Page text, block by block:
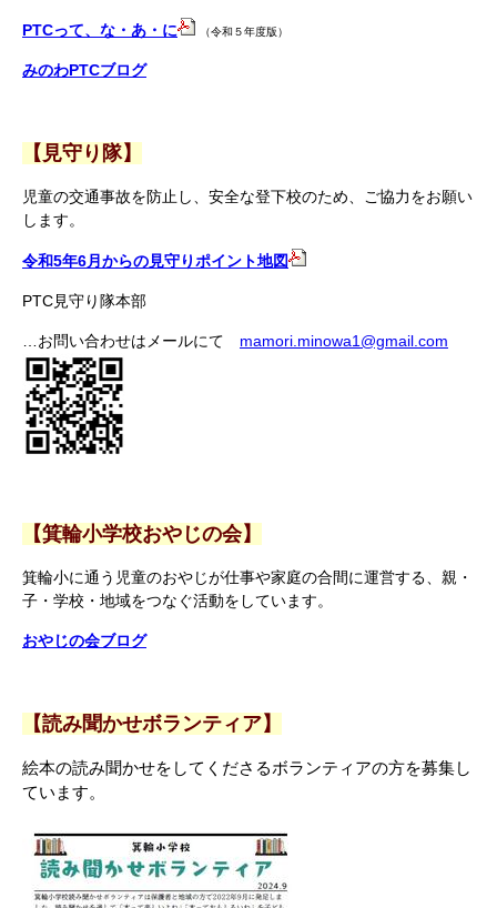
PTCって、な・あ・に （令和５年度版）
みのわPTCブログ
【見守り隊】
児童の交通事故を防止し、安全な登下校のため、ご協力をお願い
します。
令和5年6月からの見守りポイント地図
PTC見守り隊本部
…お問い合わせはメールにて mamori.minowa1@gmail.com
【箕輪小学校おやじの会】
箕輪小に通う児童のおやじが仕事や家庭の合間に運営する、親・
子・学校・地域をつなぐ活動をしています。
おやじの会ブログ
【読み聞かせボランティア】
絵本の読み聞かせをしてくださるボランティアの方を募集し
ています。